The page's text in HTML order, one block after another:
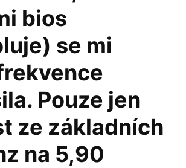
bios
se mi
Pouze jen
ze základních
na 5,90